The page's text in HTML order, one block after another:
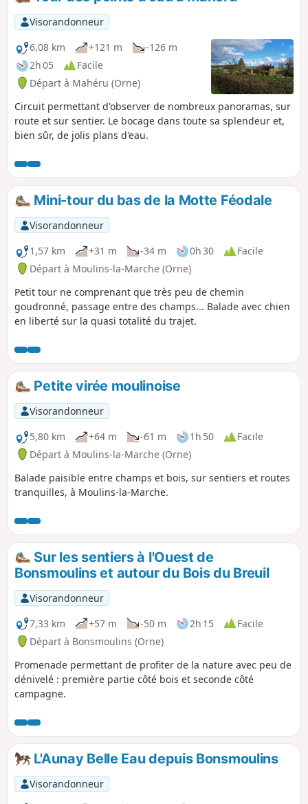
Par endroit cependant il s'agit de
simples sentiers étroits.
Visorandonneur
6,08 km
+121 m
-126 m
2h 05
Facile
Départ à Mahéru (Orne)
Circuit permettant d'observer de nombreux panoramas, sur
route et sur sentier. Le bocage dans toute sa splendeur et,
bien sûr, de jolis plans d'eau.
Mini-tour du bas de la Motte Féodale
Visorandonneur
1,57 km
+31 m -34 m 0h 30
Facile
Départ à Moulins-la-Marche (Orne)
Petit tour ne comprenant que très peu de chemin
goudronné, passage entre des champs... Balade avec chien
en liberté sur la quasi totalité du trajet.
Petite virée moulinoise
Visorandonneur
5,80 km
+64 m -61 m 1h 50
Facile
Départ à Moulins-la-Marche (Orne)
Balade paisible entre champs et bois, sur sentiers et routes
tranquilles, à Moulins-la-Marche.
Sur les sentiers à l'Ouest de
Bonsmoulins et autour du Bois du Breuil
Visorandonneur
7,33 km
+57 m -50 m 2h 15
Facile
Départ à Bonsmoulins (Orne)
Promenade permettant de profiter de la nature avec peu de
dénivelé : première partie côté bois et seconde côté
campagne.
L'Aunay Belle Eau depuis Bonsmoulins
Visorandonneur